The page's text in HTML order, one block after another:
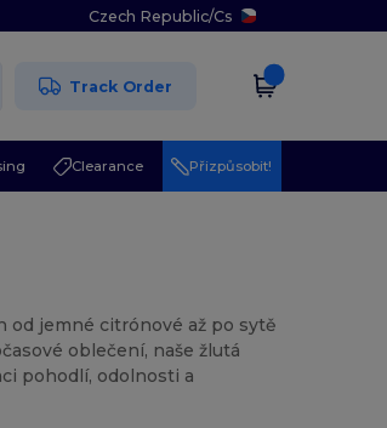
Czech Republic/Cs
Track Order
Clearance Přizpůsobit!
od jemné citrónové až po sytě
oblečení, naše žlutá
pohodlí, odolnosti a